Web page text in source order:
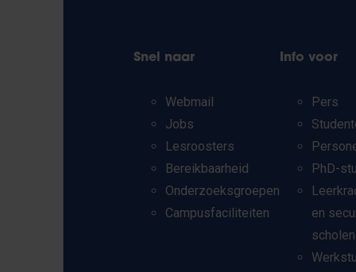
Snel naar
Webmail
Jobs
Lesroosters
Bereikbaarheid
Onderzoeksgroepen
Campusfaciliteiten
Info voor
Pers
PhD-
en
scholen